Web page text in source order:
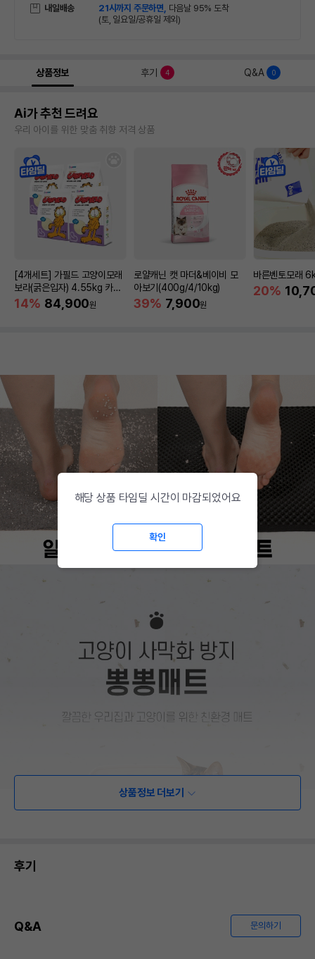
내일배송 21시까지 주문하면, 다음날 95% 도착
(토, 일요일/공휴일 제외)
상품정보 후기 4 Q&A 0
Ai가 추천 드려요
우리 아이를 위한 맞춤 취향 저격 상품
[4개세트] 가필드 고양이모래
보라(굵은입자) 4.55kg 카사
바모래
14% 84,900원
로얄캐닌 캣 마더&베이비 모
아보기(400g/4/10kg)
39% 7,900원
바른벤토모래
20%
상품정보 더보기
후기
Q&A 문의하기
해당 상품 타임딜 시간이 마감되었어요
확인